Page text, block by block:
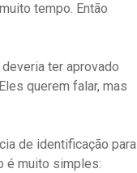
tempo. Então
ter aprovado
querem falar, mas
de identificação para
é muito simples: